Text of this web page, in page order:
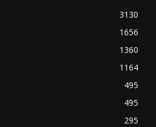
3130
1656
1360
1164
495
495
295